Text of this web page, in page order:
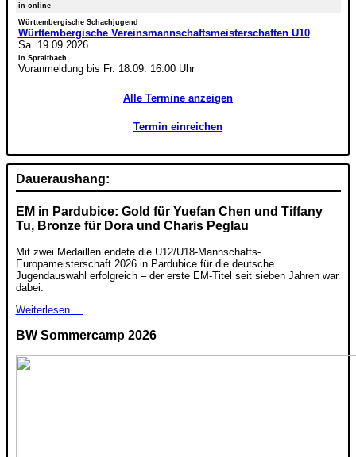
in online
Württembergische Schachjugend
Württembergische Vereinsmannschaftsmeisterschaften U10
Sa. 19.09.2026
in Spraitbach
Voranmeldung bis Fr. 18.09. 16:00 Uhr
Alle Termine anzeigen
Termin einreichen
Daueraushang:
EM in Pardubice: Gold für Yuefan Chen und Tiffany
Tu, Bronze für Dora und Charis Peglau
Mit zwei Medaillen endete die U12/U18-Mannschafts-
Europameisterschaft 2026 in Pardubice für die deutsche
Jugendauswahl erfolgreich – der erste EM-Titel seit sieben Jahren war
dabei.
Weiterlesen …
BW Sommercamp 2026